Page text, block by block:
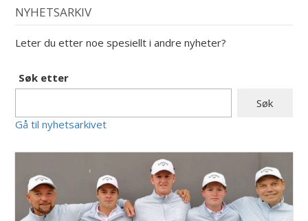
NYHETSARKIV
Leter du etter noe spesiellt i andre nyheter?
Søk etter
Gå til nyhetsarkivet